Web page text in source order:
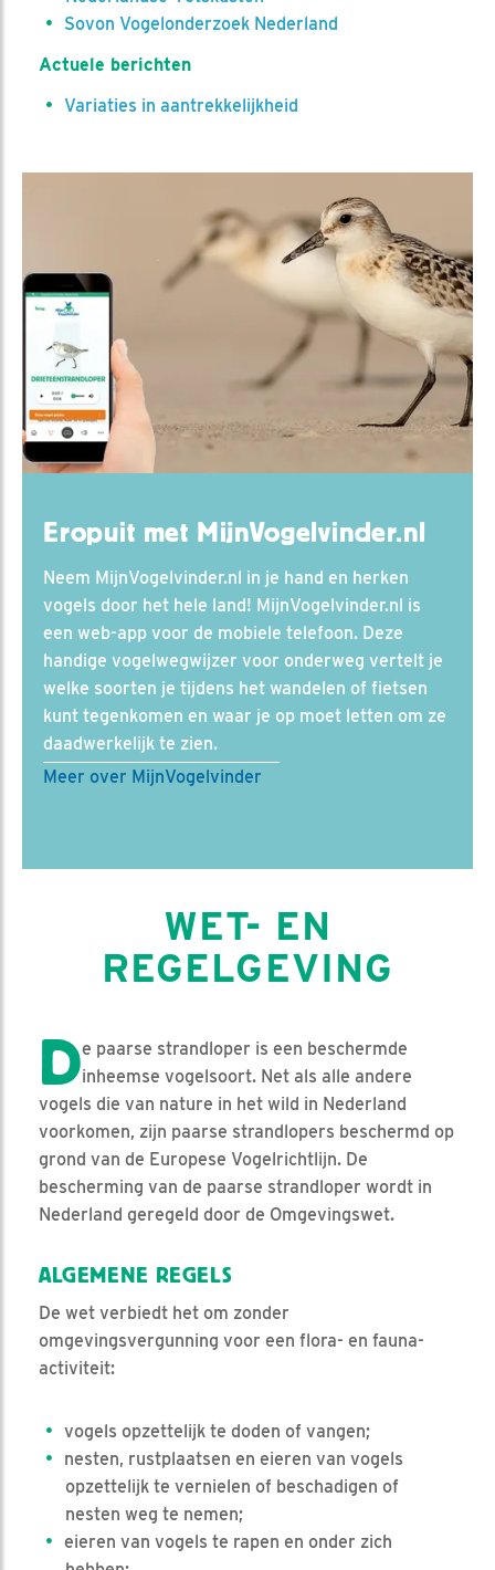
Sovon Vogelonderzoek Nederland
Actuele berichten
Variaties in aantrekkelijkheid
Eropuit met MijnVogelvinder.nl
Neem MijnVogelvinder.nl in je hand en herken
vogels door het hele land! MijnVogelvinder.nl is
een web-app voor de mobiele telefoon. Deze
handige vogelwegwijzer voor onderweg vertelt je
welke soorten je tijdens het wandelen of fietsen
kunt tegenkomen en waar je op moet letten om ze
daadwerkelijk te zien.
Meer over MijnVogelvinder
WET- EN
REGELGEVING
De paarse strandloper is een beschermde
inheemse vogelsoort. Net als alle andere
vogels die van nature in het wild in Nederland
voorkomen, zijn paarse strandlopers beschermd op
grond van de Europese Vogelrichtlijn. De
bescherming van de paarse strandloper wordt in
Nederland geregeld door de Omgevingswet.
ALGEMENE REGELS
De wet verbiedt het om zonder
omgevingsvergunning voor een flora- en fauna-
activiteit:
vogels opzettelijk te doden of vangen;
nesten, rustplaatsen en eieren van vogels
opzettelijk te vernielen of beschadigen of
nesten weg te nemen;
eieren van vogels te rapen en onder zich